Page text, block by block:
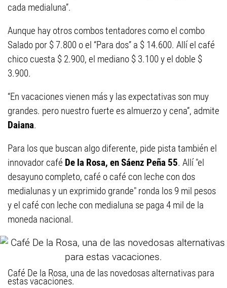
cada medialuna”.
Aunque hay otros combos tentadores como el combo
Salado por $ 7.800 o el “Para dos” a $ 14.600. Allí el café
chico cuesta $ 2.900, el mediano $ 3.100 y el doble $
3.900.
“En vacaciones vienen más y las expectativas son muy
grandes. pero nuestro fuerte es almuerzo y cena”, admite
Daiana.
Para los que buscan algo diferente, pide pista también el
innovador café De la Rosa, en Sáenz Peña 55. Allí "el
desayuno completo, café o café con leche con dos
medialunas y un exprimido grande" ronda los 9 mil pesos
y el café con leche con medialuna se paga 4 mil de la
moneda nacional.
Café De la Rosa, una de las novedosas alternativas para
estas vacaciones.